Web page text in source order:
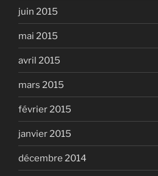
juin 2015
mai 2015
avril 2015
mars 2015
février 2015
janvier 2015
décembre 2014